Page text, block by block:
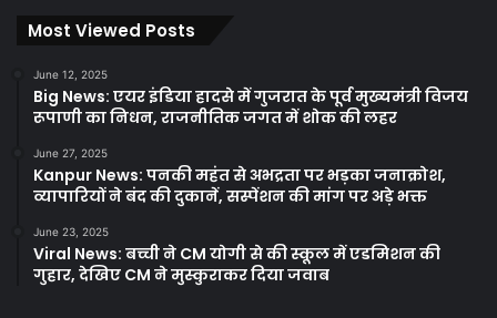
Most Viewed Posts
June 12, 2025
Big News: एयर इंडिया हादसे में गुजरात के पूर्व मुख्यमंत्री विजय
रूपाणी का निधन, राजनीतिक जगत में शोक की लहर
June 27, 2025
Kanpur News: पनकी महंत से अभद्रता पर भड़का जनाक्रोश,
व्यापारियों ने बंद की दुकानें, सस्पेंशन की मांग पर अड़े भक्त
June 23, 2025
Viral News: बच्ची ने CM योगी से की स्कूल में एडमिशन की
गुहार, देखिए CM ने मुस्कुराकर दिया जवाब